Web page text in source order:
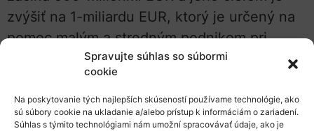
Spravujte súhlas so súbormi
cookie
Na poskytovanie tých najlepších skúseností používame technológie, ako
sú súbory cookie na ukladanie a/alebo prístup k informáciám o zariadení.
Súhlas s týmito technológiami nám umožní spracovávať údaje, ako je
zvýšiť na 1-miliardu EUR, ktorý je určený na
pomoc malým a stredným podnikom pri
investíciách do znižovania emisií uhlíka.
Fond získa 200-miliónov EUR od francúzskej
vlády, 200-miliónov EUR od veľkých
spoločností, ako sú Airbus, Thales a Safran,